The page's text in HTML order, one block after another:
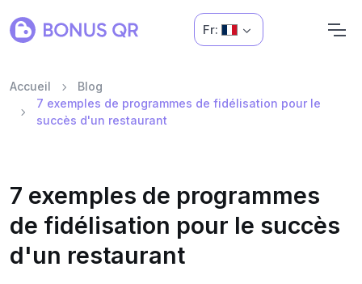
Fr:
Accueil
Blog
7 exemples de programmes de fidélisation pour le
succès d'un restaurant
7 exemples de programmes
de fidélisation pour le succès
d'un restaurant